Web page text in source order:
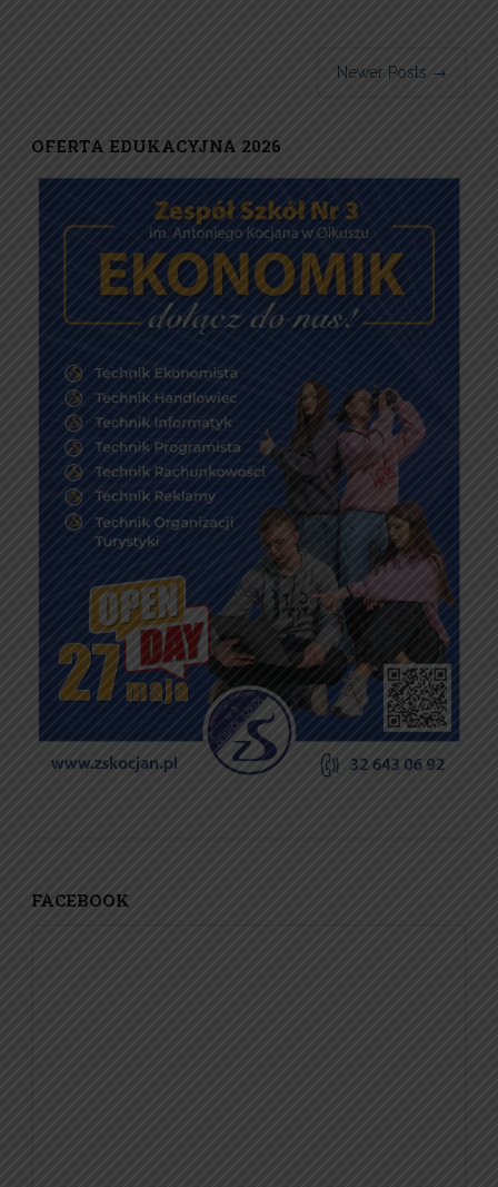
Newer Posts →
OFERTA EDUKACYJNA 2026
FACEBOOK